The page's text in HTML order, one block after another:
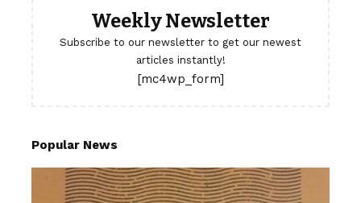
Weekly Newsletter
Subscribe to our newsletter to get our newest
articles instantly!
[mc4wp_form]
Popular News